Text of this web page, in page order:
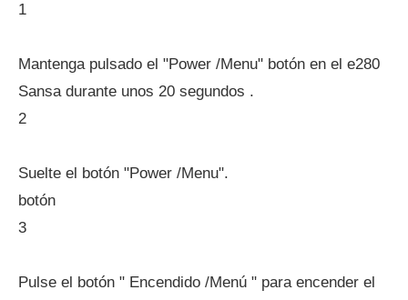
1
Mantenga pulsado el "Power /Menu" botón en el e280
Sansa durante unos 20 segundos .
2
Suelte el botón "Power /Menu".
botón
3
Pulse el botón " Encendido /Menú " para encender el